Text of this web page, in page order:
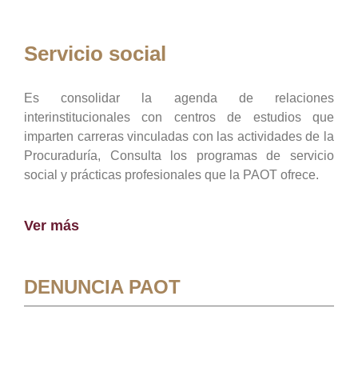
Servicio social
Es consolidar la agenda de relaciones
interinstitucionales con centros de estudios que
imparten carreras vinculadas con las actividades de la
Procuraduría, Consulta los programas de servicio
social y prácticas profesionales que la PAOT ofrece.
Ver más
DENUNCIA PAOT